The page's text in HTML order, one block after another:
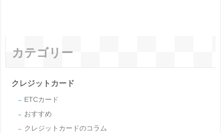
カテゴリー
クレジットカード
ETCカード
おすすめ
クレジットカードのコラム